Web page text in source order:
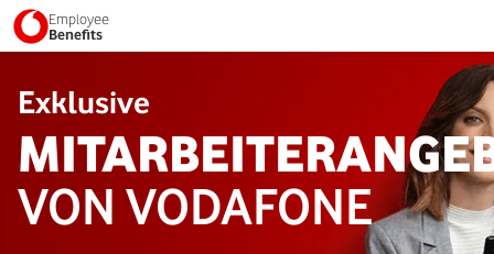
Employee
Benefits
Exklusive
VON VODAFONE